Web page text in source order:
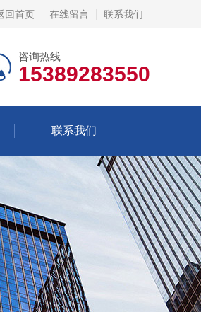
回首页 在线留言 联系我们
咨询热线
15389283550
联系我们